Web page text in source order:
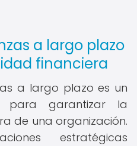
a largo plazo
financiera
a largo plazo es un
para garantizar la
de una organización.
estratégicas